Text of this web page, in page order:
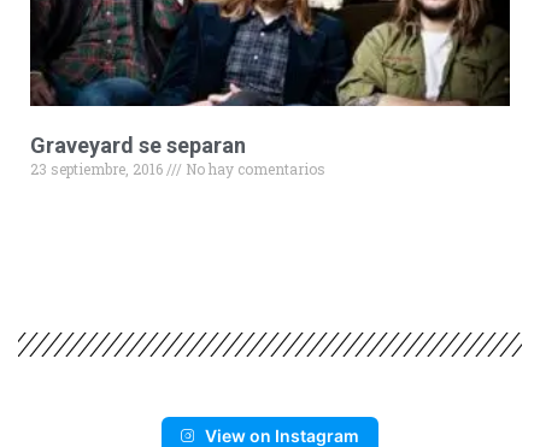
Graveyard se separan
23 septiembre, 2016 No hay comentarios
View on Instagram